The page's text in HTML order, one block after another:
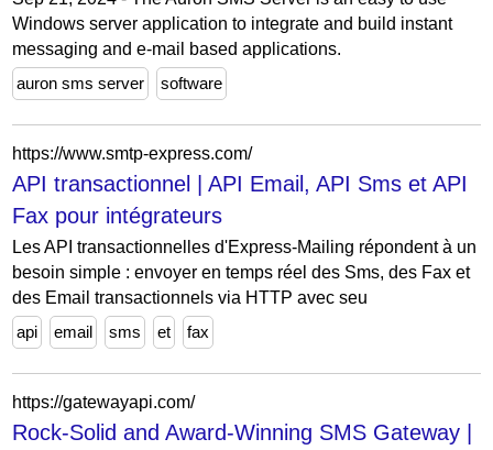
Windows server application to integrate and build instant
messaging and e-mail based applications.
auron sms server
software
https://www.smtp-express.com/
API transactionnel | API Email, API Sms et API
Fax pour intégrateurs
Les API transactionnelles d'Express-Mailing répondent à un
besoin simple : envoyer en temps réel des Sms, des Fax et
des Email transactionnels via HTTP avec seu
api
email sms et fax
https://gatewayapi.com/
Rock-Solid and Award-Winning SMS Gateway |